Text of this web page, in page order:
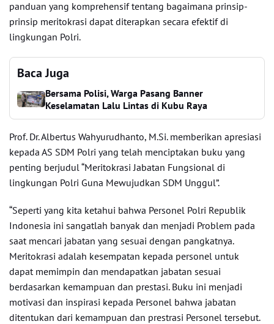
panduan yang komprehensif tentang bagaimana prinsip-
prinsip meritokrasi dapat diterapkan secara efektif di
lingkungan Polri.
Baca Juga
Bersama Polisi, Warga Pasang Banner
Keselamatan Lalu Lintas di Kubu Raya
Prof. Dr. Albertus Wahyurudhanto, M.Si. memberikan apresiasi
kepada AS SDM Polri yang telah menciptakan buku yang
penting berjudul “Meritokrasi Jabatan Fungsional di
lingkungan Polri Guna Mewujudkan SDM Unggul”.
“Seperti yang kita ketahui bahwa Personel Polri Republik
Indonesia ini sangatlah banyak dan menjadi Problem pada
saat mencari jabatan yang sesuai dengan pangkatnya.
Meritokrasi adalah kesempatan kepada personel untuk
dapat memimpin dan mendapatkan jabatan sesuai
berdasarkan kemampuan dan prestasi. Buku ini menjadi
motivasi dan inspirasi kepada Personel bahwa jabatan
ditentukan dari kemampuan dan prestrasi Personel tersebut.